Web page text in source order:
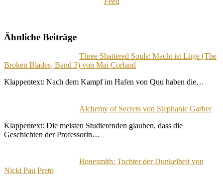
Ähnliche Beiträge
Three Shattered Souls: Macht ist Lüge (The
Broken Blades, Band 3) von Mai Corland
Klappentext: Nach dem Kampf im Hafen von Quu haben die…
Alchemy of Secrets von Stephanie Garber
Klappentext: Die meisten Studierenden glauben, dass die
Geschichten der Professorin…
Bonesmith: Tochter der Dunkelheit von
Nicki Pau Preto